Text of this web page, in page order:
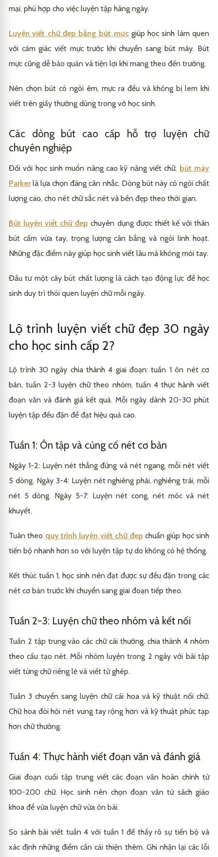
mại, phù hợp cho việc luyện tập hàng ngày.
Luyện viết chữ đẹp bằng bút mựcgiúp học sinh làm quen
với cảm giác viết mực trước khi chuyển sang bút máy. Bút
mực cũng dễ bảo quản và tiện lợi khi mang theo đến trường.
Nên chọn bút có ngòi êm, mực ra đều và không bị lem khi
viết trên giấy thường dùng trong vở học sinh.
Các dòng bút cao cấp hỗ trợ luyện chữ
chuyên nghiệp
Đối với học sinh muốn nâng cao kỹ năng viết chữ, bút máy
Parkerlà lựa chọn đáng cân nhắc. Dòng bút này có ngòi chất
lượng cao, cho nét chữ sắc nét và bền đẹp theo thời gian.
Bút luyện viết chữ đẹp chuyên dụng được thiết kế với thân
bút cầm vừa tay, trọng lượng cân bằng và ngòi linh hoạt.
Những đặc điểm này giúp học sinh viết lâu mà không mỏi tay.
Đầu tư một cây bút chất lượng là cách tạo động lực để học
sinh duy trì thói quen luyện chữ mỗi ngày.
Lộ trình luyện viết chữ đẹp 30 ngày
cho học sinh cấp 2?
Lộ trình 30 ngày chia thành 4 giai đoạn: tuần 1 ôn nét cơ
bản, tuần 2-3 luyện chữ theo nhóm, tuần 4 thực hành viết
đoạn văn và đánh giá kết quả. Mỗi ngày dành 20-30 phút
luyện tập đều đặn để đạt hiệu quả cao.
Tuần 1: Ôn tập và củng cố nét cơ bản
Ngày 1-2: Luyện nét thẳng đứng và nét ngang, mỗi nét viết
5 dòng. Ngày 3-4: Luyện nét nghiêng phải, nghiêng trái, mỗi
nét 5 dòng. Ngày 5-7: Luyện nét cong, nét móc và nét
khuyết.
Tuân theo quy trình luyện viết chữ đẹp chuẩn giúp học sinh
tiến bộ nhanh hơn so với luyện tập tự do không có hệ thống.
Kết thúc tuần 1, học sinh nên đạt được sự đều đặn trong các
nét cơ bản trước khi chuyển sang giai đoạn tiếp theo.
Tuần 2-3: Luyện chữ theo nhóm và kết nối
Tuần 2 tập trung vào các chữ cái thường, chia thành 4 nhóm
theo cấu tạo nét. Mỗi nhóm luyện trong 2 ngày với bài tập
viết từng chữ riêng lẻ và viết từ ghép.
Tuần 3 chuyển sang luyện chữ cái hoa và kỹ thuật nối chữ.
Chữ hoa đòi hỏi nét vung tay rộng hơn và kỹ thuật phức tạp
hơn chữ thường.
Tuần 4: Thực hành viết đoạn văn và đánh giá
Giai đoạn cuối tập trung viết các đoạn văn hoàn chỉnh từ
100-200 chữ. Học sinh nên chọn đoạn văn từ sách giáo
khoa để vừa luyện chữ vừa ôn bài.
So sánh bài viết tuần 4 với tuần 1 để thấy rõ sự tiến bộ và
xác định những điểm cần cải thiện thêm. Ghi nhận lại các lỗi